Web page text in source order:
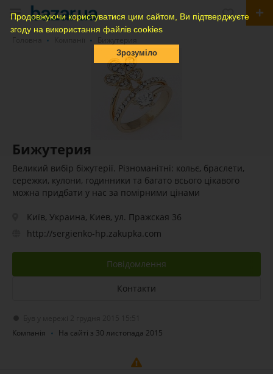
Продовжуючи користуватися цим сайтом, Ви підтверджуєте
згоду на використання файлів cookies
Зрозуміло
Бижутерия
Великий вибір біжутерії. Різноманітні: кольє, браслети,
сережки, кулони, годинники та багато всього цікавого
можна придбати у нас за помірними цінами
Київ, Украина, Киев, ул. Пражская 36
http://sergienko-hp.zakupka.com
Повідомлення
Контакти
Компанія
На сайті з 30 листопада 2015